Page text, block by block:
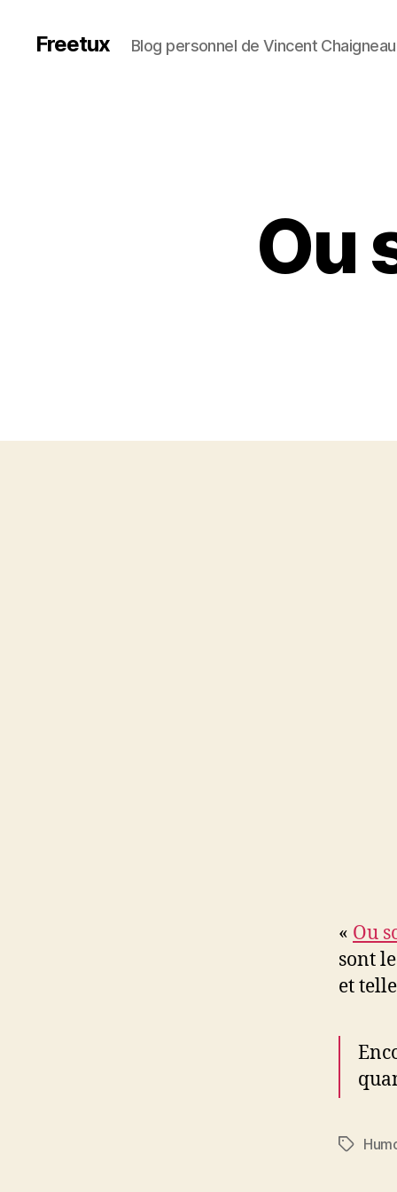
Freetux Blog personnel de Vincent Chaigneau
Ou
« Ou
sont
et